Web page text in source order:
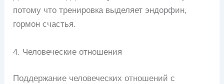
потому что тренировка выделяет эндорфин,
гормон счастья.
4. Человеческие отношения
Поддержание человеческих отношений с